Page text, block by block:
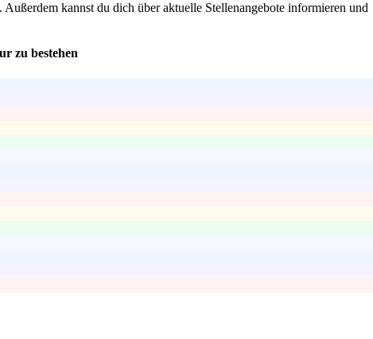
kannst du dich über aktuelle Stellenangebote informieren und
zu bestehen